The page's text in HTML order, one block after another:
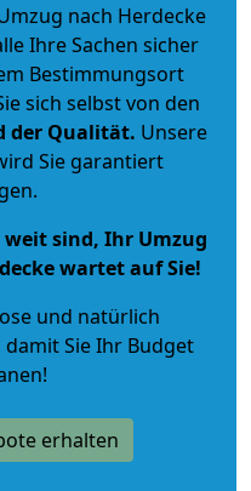
nach Herdecke
Ihre Sachen sicher
Bestimmungsort
sich selbst von den
der Qualität. Unsere
Sie garantiert
weit sind, Ihr Umzug
wartet auf Sie!
und natürlich
damit Sie Ihr Budget
erhalten